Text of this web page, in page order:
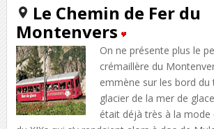
Le Chemin de Fer du
Montenvers
On ne présente plus le
crémaillère du
emmène sur les bord du
glacier de la mer de
était déjà très à la mode